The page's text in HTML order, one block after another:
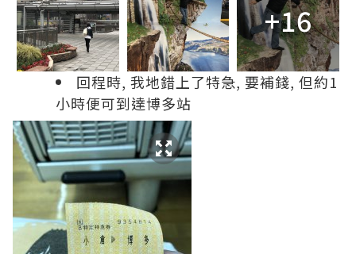
+16
回程時, 我地錯上了特急, 要補錢, 但約1
小時便可到達博多站